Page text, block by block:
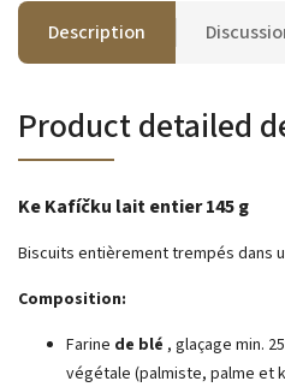
Description
Product detailed
Ke Kafíčku lait entier 145 g
Biscuits entièrement trempés dans
Composition:
Farine de blé , glaçage min.
végétale (palmiste, palme et